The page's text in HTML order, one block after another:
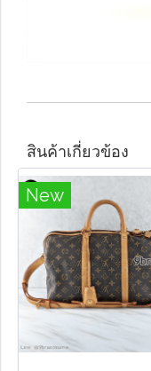
สินค้าเกี่ยวข้อง
New